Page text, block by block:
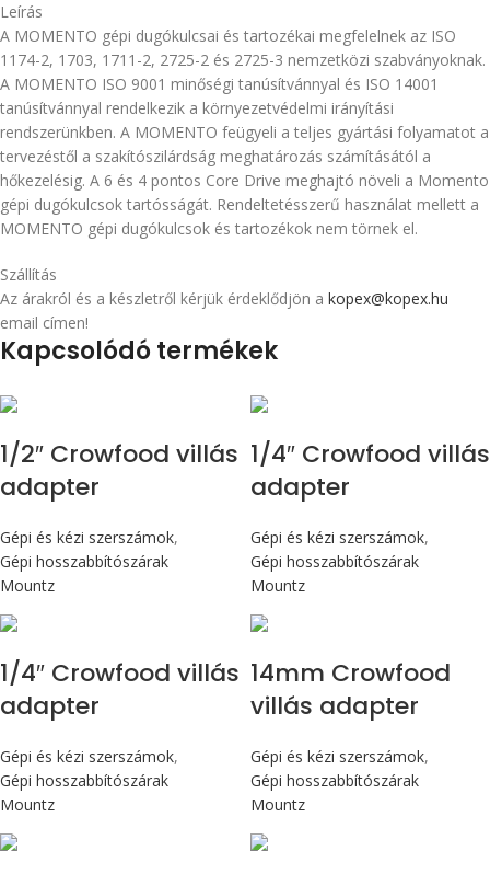
Leírás
A MOMENTO gépi dugókulcsai és tartozékai megfelelnek az ISO
1174-2, 1703, 1711-2, 2725-2 és 2725-3 nemzetközi szabványoknak.
A MOMENTO ISO 9001 minőségi tanúsítvánnyal és ISO 14001
tanúsítvánnyal rendelkezik a környezetvédelmi irányítási
rendszerünkben. A MOMENTO feügyeli a teljes gyártási folyamatot a
tervezéstől a szakítószilárdság meghatározás számításától a
hőkezelésig. A 6 és 4 pontos Core Drive meghajtó növeli a Momento
gépi dugókulcsok tartósságát. Rendeltetésszerű használat mellett a
MOMENTO gépi dugókulcsok és tartozékok nem törnek el.
Szállítás
Az árakról és a készletről kérjük érdeklődjön a kopex@kopex.hu
email címen!
Kapcsolódó termékek
1/2″ Crowfood villás
adapter
Gépi és kézi szerszámok,
Gépi hosszabbítószárak
Mountz
1/4″ Crowfood villás
adapter
Gépi és kézi szerszámok,
Gépi hosszabbítószárak
Mountz
1/4″ Crowfood villás
adapter
Gépi és kézi szerszámok,
Gépi hosszabbítószárak
Mountz
14mm Crowfood
villás adapter
Gépi és kézi szerszámok,
Gépi hosszabbítószárak
Mountz